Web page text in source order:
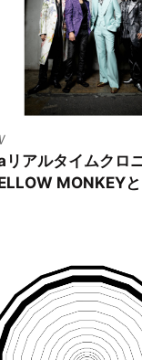
アルタイムクロ
MONKEY